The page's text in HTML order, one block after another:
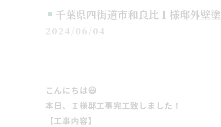
千葉県四街道市和良比Ｉ様邸外壁
2024/06/04
こんにちは😃
本日、Ｉ様邸工事完工致しました！
【工事内容】